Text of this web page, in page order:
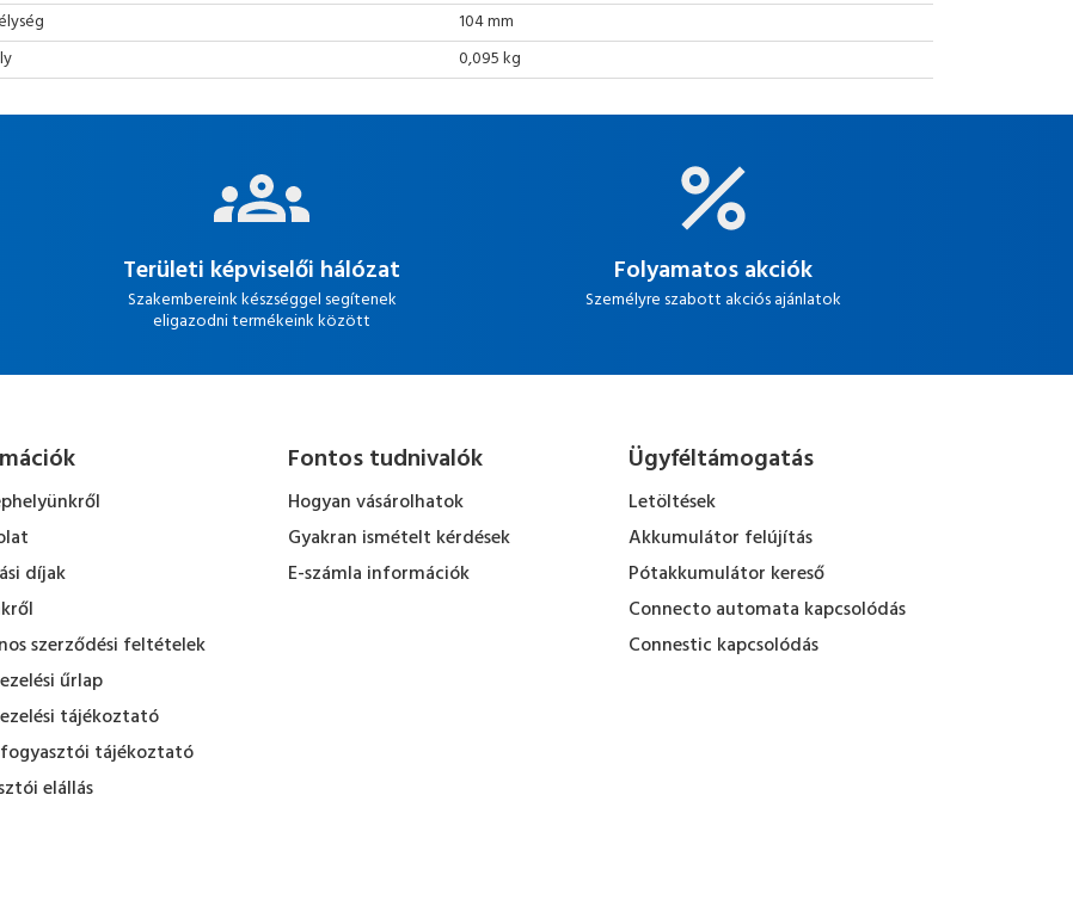
104 mm
0,095 kg
Területi képviselői hálózat
Szakembereink készséggel segítenek
eligazodni termékeink között
Folyamatos akciók
Személyre szabott akciós ajánlatok
díjak
szerződési feltételek
űrlap
tájékoztató
fogyasztói tájékoztató
elállás
Fontos tudnivalók
Hogyan vásárolhatok
Gyakran ismételt kérdések
E-számla információk
Ügyféltámogatás
Letöltések
Akkumulátor felújítás
Pótakkumulátor kereső
Connecto automata kapcsolódás
Connestic kapcsolódás